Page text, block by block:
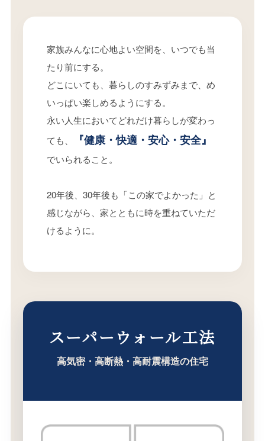
家族みんなに心地よい空間を、いつでも当
たり前にする。
どこにいても、暮らしのすみずみまで、め
いっぱい楽しめるようにする。
永い人生においてどれだけ暮らしが変わっ
ても、
『健康・快適・安心・安全』
でいられること。
20年後、30年後も「この家でよかった」と
感じながら、家とともに時を重ねていただ
けるように。
スーパーウォール工法
高気密・高断熱・高耐震構造の住宅